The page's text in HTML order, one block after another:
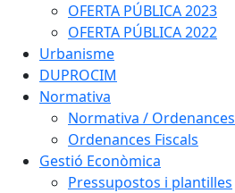
OFERTA PÚBLICA 2023
OFERTA PÚBLICA 2022
Urbanisme
DUPROCIM
Normativa
Normativa /
Ordenances Fiscals
Gestió Econòmica
Pressupostos i plantilles